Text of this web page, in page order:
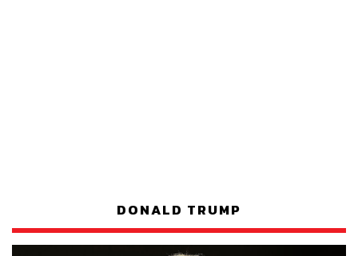
DONALD TRUMP